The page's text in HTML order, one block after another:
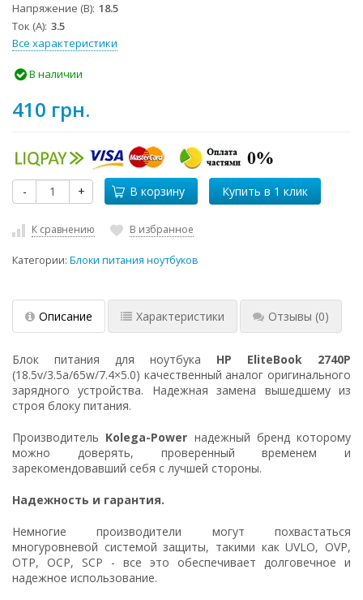
Напряжение (В) 18.5
Ток (А) 3.5
Все характеристики
В наличии
410 грн.
- + В корзину
К сравнению В избранное
Категории: Блоки питания ноутбуков
Описание Характеристики Отзывы (0)
Блок питания для ноутбука HP EliteBook 2740P
(18.5v/3.5a/65w/7.4×5.0) качественный аналог оригинального
зарядного устройства. Надежная замена вышедшему из
строя блоку питания.
Производитель Kolega-Power надежный бренд которому
можно доверять, проверенный временем и
зарекомендовавший себя с лучшей стороны.
Надежность и гарантия.
Немногие производители могут похвастаться
многуровневой системой защиты, такими как UVLO, OVP,
OTP, OCP, SCP - все это обеспечивает долговечное и
надежное использование.